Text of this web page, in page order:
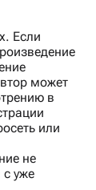
Если
может
в
или
не
уже